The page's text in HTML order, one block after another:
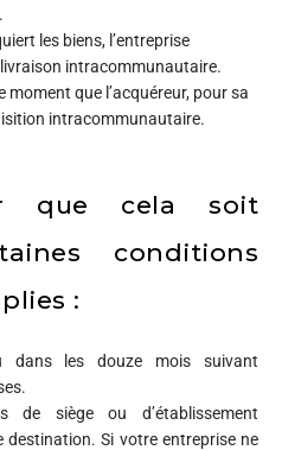
les biens, l’entreprise
intracommunautaire.
moment que l’acquéreur, pour sa
intracommunautaire.
que cela soit
conditions
:
les douze mois suivant
de siège ou d’établissement
destination. Si votre entreprise ne